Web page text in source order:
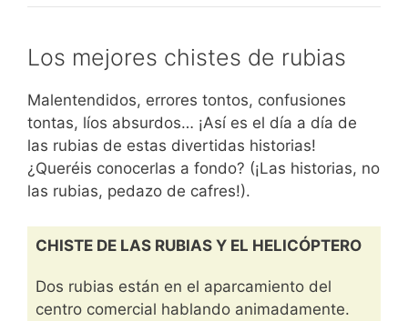
Los mejores chistes de rubias
Malentendidos, errores tontos, confusiones
tontas, líos absurdos… ¡Así es el día a día de
las rubias de estas divertidas historias!
¿Queréis conocerlas a fondo? (¡Las historias, no
las rubias, pedazo de cafres!).
CHISTE DE LAS RUBIAS Y EL HELICÓPTERO
Dos rubias están en el aparcamiento del
centro comercial hablando animadamente.